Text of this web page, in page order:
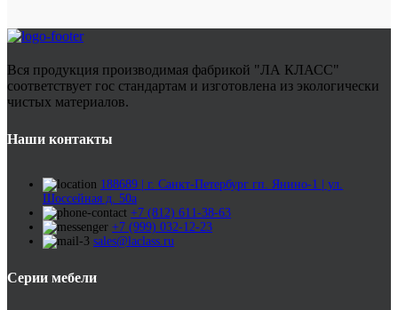
Вся продукция производимая фабрикой "ЛА КЛАСС"
соответствует гос стандартам и изготовлена из экологически
чистых материалов.
Наши контакты
188689 | г. Санкт-Петербург гп. Янино-1 | ул.
Шоссейная д. 50а
+7 (812) 611-38-63
+7 (999) 032-12-23
sales@laclass.ru
Серии мебели